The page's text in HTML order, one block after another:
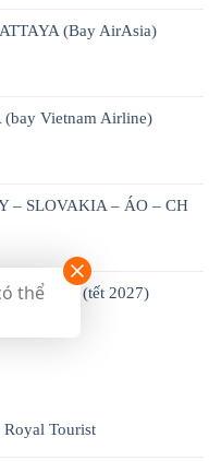
(Bay AirAsia)
Vietnam Airline)
– SLOVAKIA – ÁO – CH
SĨ – Ý (tết 2027)
Tourist
thể